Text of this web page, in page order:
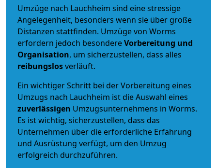
Umzüge nach Lauchheim sind eine stressige
Angelegenheit, besonders wenn sie über große
Distanzen stattfinden. Umzüge von Worms
erfordern jedoch besondereVorbereitung und
Organisation, um sicherzustellen, dass alles
reibungslosverläuft.
Ein wichtiger Schritt bei der Vorbereitung eines
Umzugs nach Lauchheim ist die Auswahl eines
zuverlässigen Umzugsunternehmens in Worms.
Es ist wichtig, sicherzustellen, dass das
Unternehmen über die erforderliche Erfahrung
und Ausrüstung verfügt, um den Umzug
erfolgreich durchzuführen.